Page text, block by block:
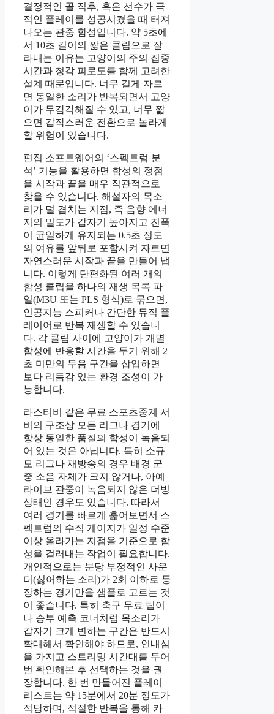
결정적인 골 직후, 혹은 선수가 극
적인 플레이를 성공시켰을 때 터져
나오는 관중 함성입니다. 약 5초에
서 10초 길이의 짧은 클립으로 잘
라내는 이유는 고양이의 주의 집중
시간과 청각 피로도를 함께 고려한
설계 때문입니다. 너무 길게 자르
면 동일한 소리가 반복되면서 고양
이가 무감각해질 수 있고, 너무 짧
으면 갑작스러운 전환으로 놀라게
할 위험이 있습니다.
편집 소프트웨어의 ‘스펙트럼 분
석’ 기능을 활용하면 함성의 정점
을 시작과 끝을 매우 직관적으로
찾을 수 있습니다. 해설자의 목소
리가 덜 겹치는 지점, 즉 음향 에너
지의 밀도가 갑자기 높아지고 진폭
이 균일하게 유지되는 0.5초 정도
의 여유를 앞뒤로 포함시켜 자르면
자연스러운 시작과 끝을 만들어 냅
니다. 이렇게 단편화된 여러 개의
함성 클립을 하나의 재생 목록 파
일(M3U 또는 PLS 형식)로 묶으면,
인공지능 스피커나 간단한 뮤직 플
레이어로 반복 재생할 수 있습니
다. 각 클립 사이에 고양이가 개별
함성에 반응할 시간을 두기 위해 2
초 미만의 무음 구간을 삽입하면
보다 리듬감 있는 환경 조성이 가
능합니다.
라스티비 같은 무료 스포츠중계 서
비의 구조상 모든 리그나 경기에
항상 동일한 품질의 함성이 녹음되
어 있는 것은 아닙니다. 특히 소규
모 리그나 재방송의 경우 배경 군
중 소음 자체가 크지 않거나, 아예
라이브 관중이 녹음되지 않은 더빙
상태인 경우도 있습니다. 따라서
여러 경기를 빠르게 훑어보면서 스
펙트럼의 수직 게이지가 일정 수준
이상 올라가는 지점을 기준으로 함
성을 걸러내는 작업이 필요합니다.
개인적으로는 분당 부정적인 사운
더(싫어하는 소리)가 2회 이하로 등
장하는 경기만을 샘플로 고르는 것
이 좋습니다. 특히 축구 무료 팁이
나 승부 예측 코너처럼 목소리가
갑자기 크게 변하는 구간은 반드시
확대해서 확인해야 하므로, 인내심
을 가지고 스트리밍 시간대를 두어
번 확인해본 후 선택하는 것을 권
장합니다. 한 번 만들어진 플레이
리스트는 약 15분에서 20분 정도가
적당하며, 적절한 반복을 통해 카